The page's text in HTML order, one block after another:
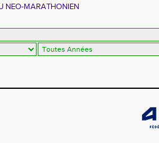
NEO-MARATHONIEN